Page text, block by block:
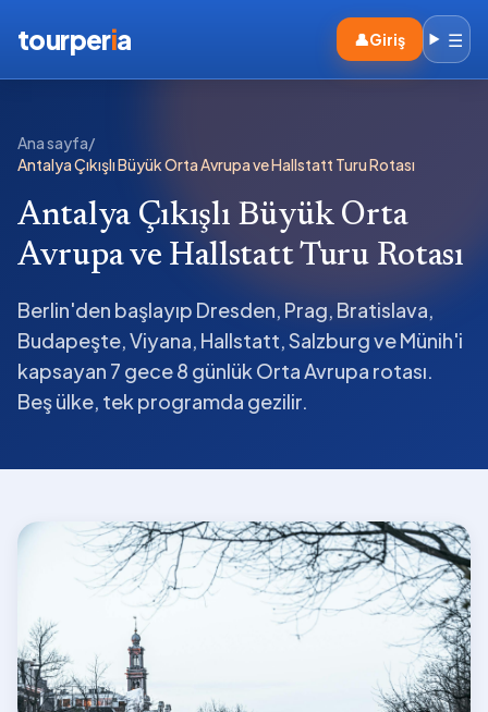
tourperia 👤Giriş ☰
Ana sayfa/
Antalya Çıkışlı Büyük Orta Avrupa ve Hallstatt Turu Rotası
Antalya Çıkışlı Büyük Orta
Avrupa ve Hallstatt Turu Rotası
Berlin'den başlayıp Dresden, Prag, Bratislava,
Budapeşte, Viyana, Hallstatt, Salzburg ve Münih'i
kapsayan 7 gece 8 günlük Orta Avrupa rotası.
Beş ülke, tek programda gezilir.